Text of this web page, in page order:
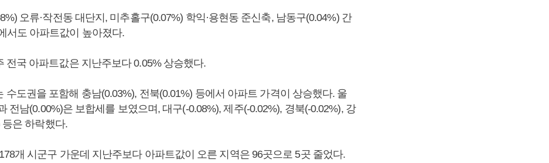
오류·작전동 대단지, 미추홀구(0.07%) 학익·용현동 준신축, 남동구(0.04%) 간
서도 아파트값이 높아졌다.
전국 아파트값은 지난주보다 0.05% 상승했다.
수도권을 포함해 충남(0.03%), 전북(0.01%) 등에서 아파트 가격이 상승했다. 울
전남(0.00%)은 보합세를 보였으며, 대구(-0.08%), 제주(-0.02%), 경북(-0.02%), 강
등은 하락했다.
개 시군구 가운데 지난주보다 아파트값이 오른 지역은 96곳으로 5곳 줄었다.